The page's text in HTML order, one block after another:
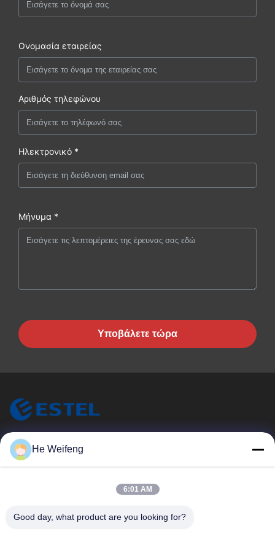
Ονομασία εταιρείας
Αριθμός τηλεφώνου
Ηλεκτρονικό *
Μήνυμα *
Υποβάλετε τώρα
ESTEL (GUANGDONG) TECHNOLOGY CO., LTD.
Η ESTEL ((GUANGDONG) TECHNOLOGY CO., LTD.
Προϊόντα
Βίντεο
He Weifeng
6:01 AM
Good day, what product are you looking for?